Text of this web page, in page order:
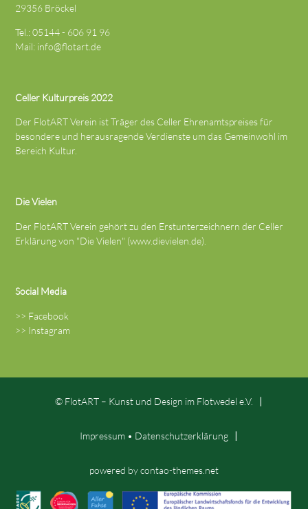
29356 Bröckel
Tel.: 05144 - 606 91 96
Mail: info@flotart.de
Celler Kulturpreis 2022
Der FlotART Verein ist Träger des Celler Ehrenamtspreises für
besondere und herausragende Verdienste um das Gemeinwohl im
Bereich Kultur.
Die Vielen
Der FlotART Verein gehört zu den Erstunterzeichnern der Celler
Erklärung von "Die Vielen" (www.dievielen.de).
Social Media
>> Facebook
>> Instagram
© FlotART – Kunst und Design im Flotwedel e.V.
Impressum • Datenschutz­erklärung
powered bycontao-themes.net